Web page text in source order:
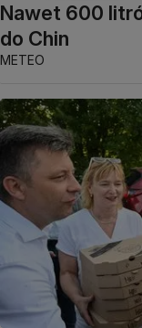
Nawet 600
do Chin
METEO